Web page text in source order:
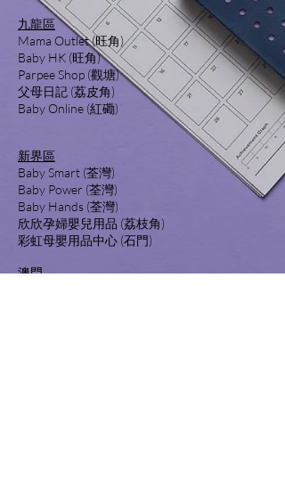
九龍區
Mama Outlet (旺角)
Baby HK (旺角)
Parpee Shop (觀塘)
父母日記 (荔皮角)
Baby Online (紅磡)
新界區
Baby Smart (荃灣)
Baby Power (荃灣)
Baby Hands (荃灣)
欣欣孕婦嬰兒用品 (荔枝角)
彩虹母嬰用品中心 (石門)
澳門